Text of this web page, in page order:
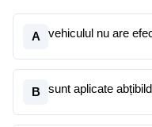
A vehiculul nu are
B sunt aplicate